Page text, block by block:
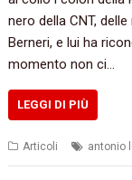
nero della CNT,
Berneri, e lui ha
momento non ci…
LEGGI DI PIÙ
Articoli antonio